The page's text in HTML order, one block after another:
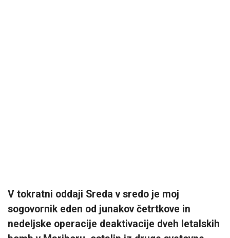
V tokratni oddaji Sreda v sredo je moj
sogovornik eden od junakov četrtkove in
nedeljske operacije deaktivacije dveh letalskih